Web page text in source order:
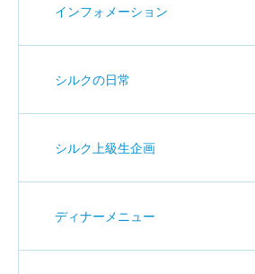
インフォメーション
シルクの日常
シルク上級生企画
ディナーメニュー